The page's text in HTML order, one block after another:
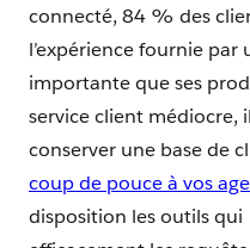
connecté, 84 % des
l’expérience fournie par
importante que ses
service client médiocre,
conserver une base de
coup de pouce à vos
disposition les outils qui